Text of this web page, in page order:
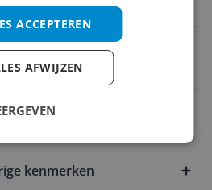
kenmerken
kenmerken
ACCEPTEREN
AFWIJZEN